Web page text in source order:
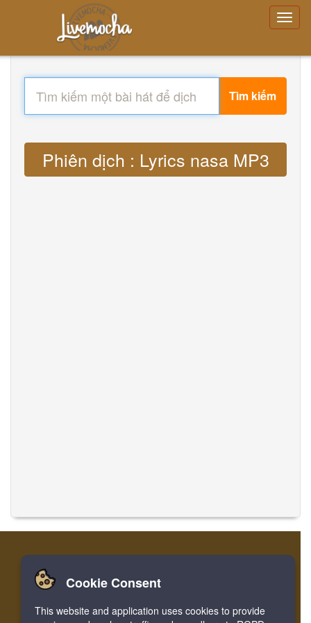
Tìm kiếm
Phiên dịch : Lyrics nasa MP3
Nhà Đăng nhập Ghi danh
Facebook Twitter Bookmark
Cookie Consent
This website and application uses cookies to provide